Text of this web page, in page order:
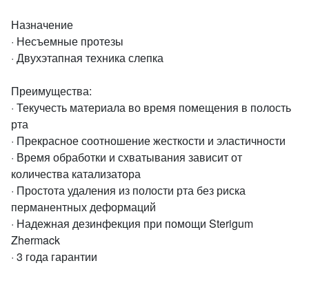
Назначение
· Несъемные протезы
· Двухэтапная техника слепка
Преимущества:
· Текучесть материала во время помещения в полость
рта
· Прекрасное соотношение жесткости и эластичности
· Время обработки и схватывания зависит от
количества катализатора
· Простота удаления из полости рта без риска
перманентных деформаций
· Надежная дезинфекция при помощи Sterigum
Zhermack
· 3 года гарантии